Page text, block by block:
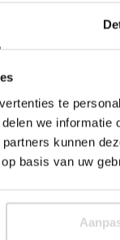
te
we
kunnen
basis van uw